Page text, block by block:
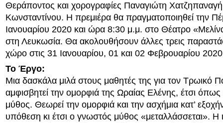
Θεράποντος και χορογραφίες Παναγιώτη
Κωνσταντίνου. Η πρεμιέρα θα πραγματοποιηθεί την
Ιανουαρίου 2020 και ώρα 8:30 μ.μ. στο Θέατρο
στη Λευκωσία. Θα ακολουθήσουν άλλες τρεις
χώρο στις 31 Ιανουαρίου, 01 και 02 Φεβρουαρίου
Το Έργο:
Μια δασκάλα μιλά στους μαθητές της για τον Τρωικό
αμφισβητεί την ομορφιά της Ωραίας Ελένης, έτσι όπως
μύθος. Θεωρεί την ομορφιά και την ασχήμια κατ’
υπόθεση κι έτσι ο γνωστός μύθος «μεταλλάσσεται». Η